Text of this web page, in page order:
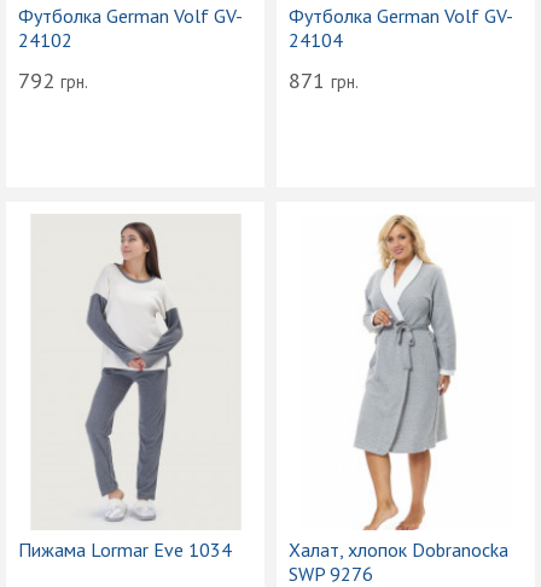
Футболка German Volf GV-
24102
792 грн.
Футболка German Volf GV-
24104
871 грн.
Пижама Lormar Eve 1034
Халат, хлопок Dobranocka
SWP 9276